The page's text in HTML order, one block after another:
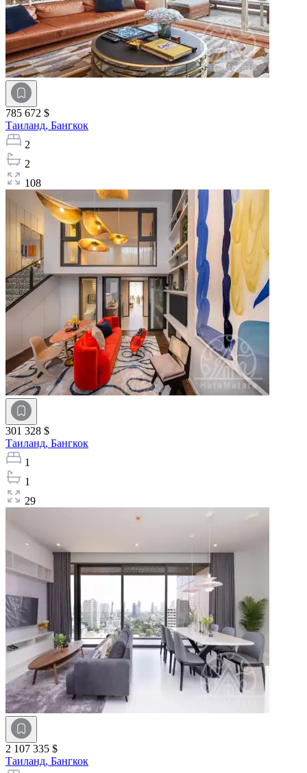
785 672 $
Таиланд, Бангкок
2
2
108
301 328 $
Таиланд, Бангкок
1
1
29
2 107 335 $
Таиланд, Бангкок